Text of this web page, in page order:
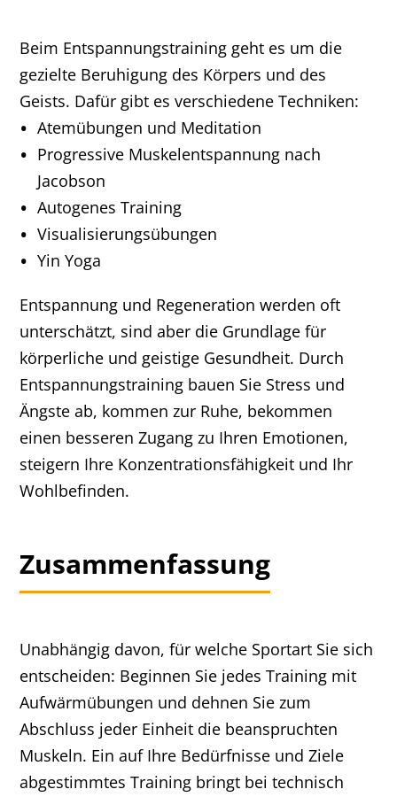
Beim Entspannungstraining geht es um die
gezielte Beruhigung des Körpers und des
Geists. Dafür gibt es verschiedene Techniken:
Atemübungen und Meditation
Progressive Muskelentspannung nach
Jacobson
Autogenes Training
Visualisierungsübungen
Yin Yoga
Entspannung und Regeneration werden oft
unterschätzt, sind aber die Grundlage für
körperliche und geistige Gesundheit. Durch
Entspannungstraining bauen Sie Stress und
Ängste ab, kommen zur Ruhe, bekommen
einen besseren Zugang zu Ihren Emotionen,
steigern Ihre Konzentrationsfähigkeit und Ihr
Wohlbefinden.
Zusammenfassung
Unabhängig davon, für welche Sportart Sie sich
entscheiden: Beginnen Sie jedes Training mit
Aufwärmübungen und dehnen Sie zum
Abschluss jeder Einheit die beanspruchten
Muskeln. Ein auf Ihre Bedürfnisse und Ziele
abgestimmtes Training bringt bei technisch